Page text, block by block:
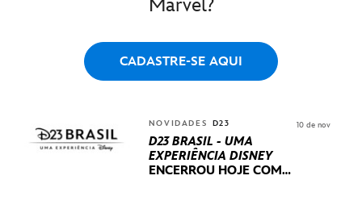
Marvel?
CADASTRE-SE AQUI
NOVIDADES D23
D23 BRASIL - UMA
EXPERIÊNCIA DISNEY
ENCERROU HOJE COM
10 de nov